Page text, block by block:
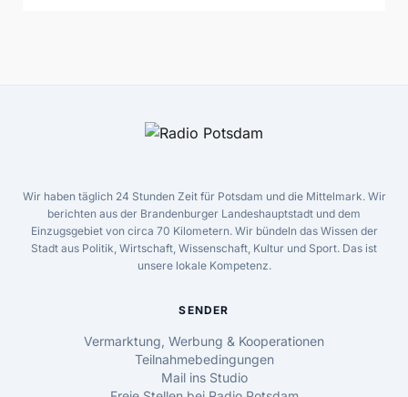
Wir haben täglich 24 Stunden Zeit für Potsdam und die Mittelmark. Wir
berichten aus der Brandenburger Landeshauptstadt und dem
Einzugsgebiet von circa 70 Kilometern. Wir bündeln das Wissen der
Stadt aus Politik, Wirtschaft, Wissenschaft, Kultur und Sport. Das ist
unsere lokale Kompetenz.
SENDER
Vermarktung, Werbung & Kooperationen
Teilnahmebedingungen
Mail ins Studio